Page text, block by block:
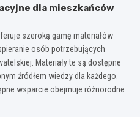
dla mieszkańców
szeroką gamę materiałów
osób potrzebujących
Materiały te są dostępne
źródłem wiedzy dla każdego.
wsparcie obejmuje różnorodne